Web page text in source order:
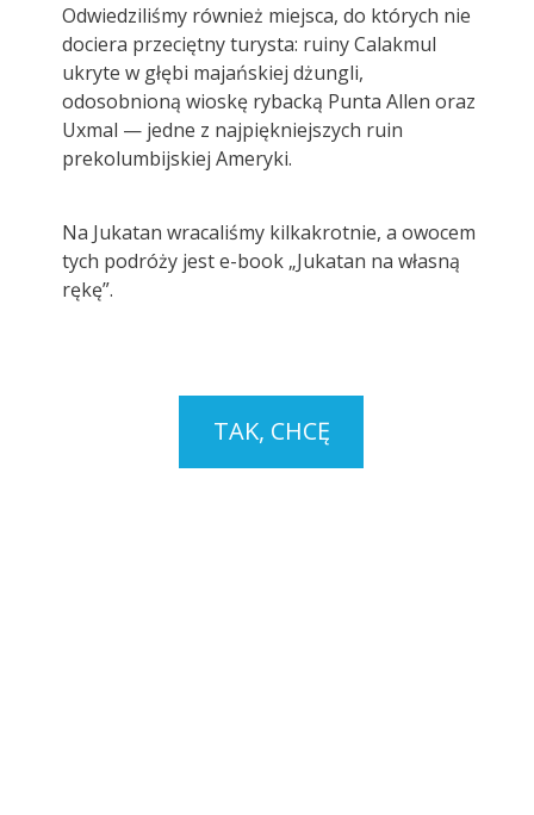
Odwiedziliśmy również miejsca, do których nie
dociera przeciętny turysta: ruiny Calakmul
ukryte w głębi majańskiej dżungli,
odosobnioną wioskę rybacką Punta Allen oraz
Uxmal — jedne z najpiękniejszych ruin
prekolumbijskiej Ameryki.
Na Jukatan wracaliśmy kilkakrotnie, a owocem
tych podróży jest e-book „Jukatan na własną
rękę”.
TAK, CHCĘ